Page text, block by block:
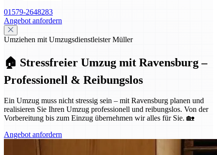
01579-2648283
Angebot anfordern
Umziehen mit Umzugsdienstleister Müller
🏠 Stressfreier Umzug mit Ravensburg –
Professionell & Reibungslos
Ein Umzug muss nicht stressig sein – mit Ravensburg planen und
realisieren Sie Ihren Umzug professionell und reibungslos. Von der
Vorbereitung bis zum Einzug übernehmen wir alles für Sie. 🏡
Angebot anfordern